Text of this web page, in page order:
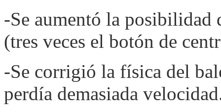
-Se aumentó la posibilidad
(tres veces el botón de
-Se corrigió la física del
perdía demasiada